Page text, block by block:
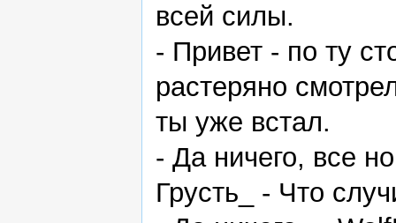
всей силы.
- Привет - по ту
растеряно
ты уже встал.
- Да ничего, все
Грусть_ - Что